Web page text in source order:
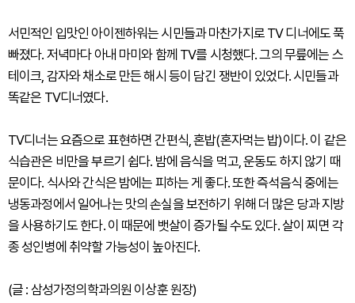
서민적인 입맛인 아이젠하워는 시민들과 마찬가지로 TV 디너에도 푹
빠졌다. 저녁마다 아내 마미와 함께 TV를 시청했다. 그의 무릎에는 스
테이크, 감자와 채소로 만든 해시 등이 담긴 쟁반이 있었다. 시민들과
똑같은 TV디너였다.
TV디너는 요즘으로 표현하면 간편식, 혼밥(혼자먹는 밥)이다. 이 같은
식습관은 비만을 부르기 쉽다. 밤에 음식을 먹고, 운동도 하지 않기 때
문이다. 식사와 간식은 밤에는 피하는 게 좋다. 또한 즉석음식 중에는
냉동과정에서 일어나는 맛의 손실을 보전하기 위해 더 많은 당과 지방
을 사용하기도 한다. 이 때문에 뱃살이 증가될 수도 있다. 살이 찌면 각
종 성인병에 취약할 가능성이 높아진다.
(글 : 삼성가정의학과의원 이상훈 원장)